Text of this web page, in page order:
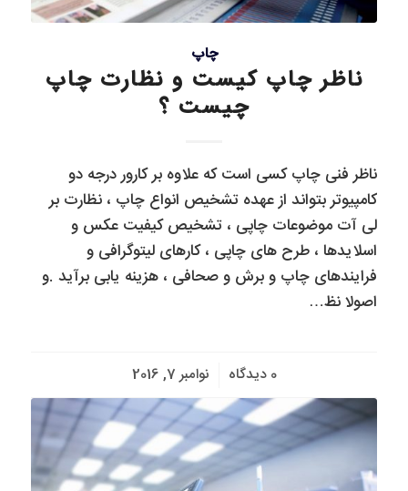
چاپ
ناظر چاپ کیست و نظارت چاپ
چیست ؟
ناظر فنی چاپ کسی است که علاوه بر کارور درجه دو
کامپیوتر بتواند از عهده تشخیص انواع چاپ ، نظارت بر
لی آت موضوعات چاپی ، تشخیص کیفیت عکس و
اسلایدها ، طرح های چاپی ، کارهای لیتوگرافی و
فرایندهای چاپ و برش و صحافی ، هزینه یابی برآید .و
اصولا نظ…
0 دیدگاه/ نوامبر 7, 2016